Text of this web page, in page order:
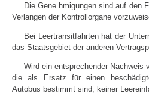
Die Gene hmigungen sind auf den
Verlangen der Kontrollorgane
Bei Leertransitfahrten hat der
das Staatsgebiet der anderen
Wird ein entsprechender Nachweis
die als Ersatz fūr einen
Autobus bestimmt sind, keiner